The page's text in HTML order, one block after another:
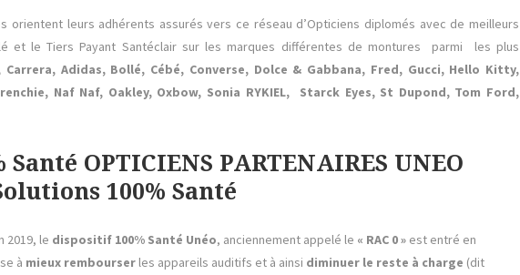
orientent leurs adhérents assurés vers ce réseau d’Opticiens diplomés avec de meilleurs
et le Tiers Payant Santéclair sur les marques différentes de montures parmi les plus
Carrera, Adidas, Bollé, Cébé, Converse, Dolce & Gabbana, Fred, Gucci, Hello Kitty,
Naf Naf, Oakley, Oxbow, Sonia RYKIEL, Starck Eyes, St Dupond, Tom Ford,
Santé OPTICIENS PARTENAIRES UNEO
100% Santé
2019, le dispositif 100% Santé Unéo, anciennement appelé le « RAC 0 » est entré en
à mieux rembourser les appareils auditifs et à ainsi diminuer le reste à charge (dit